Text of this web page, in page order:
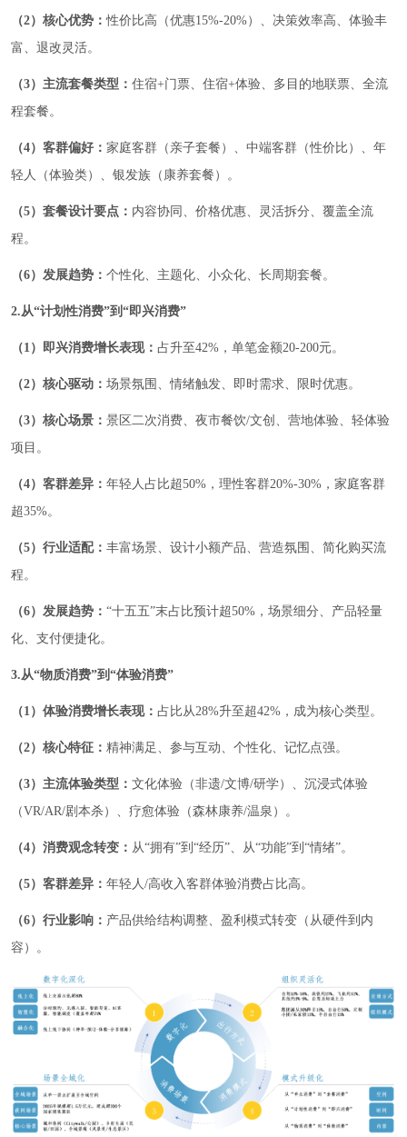
（2）核心优势：性价比高（优惠15%-20%）、决策效率高、体验丰
富、退改灵活。
（3）主流套餐类型： 住宿+门票、住宿+体验、多目的地联票、全流
程套餐。
（4）客群偏好： 家庭客群（亲子套餐）、中端客群（性价比）、年
轻人（体验类）、银发族（康养套餐）。
（5）套餐设计要点： 内容协同、价格优惠、灵活拆分、覆盖全流
程。
（6）发展趋势： 个性化、主题化、小众化、长周期套餐。
2.从“计划性消费”到“即兴消费”
（1）即兴消费增长表现： 占升至42%，单笔金额20-200元。
（2）核心驱动： 场景氛围、情绪触发、即时需求、限时优惠。
（3）核心场景： 景区二次消费、夜市餐饮/文创、营地体验、轻体验
项目。
（4）客群差异： 年轻人占比超50%，理性客群20%-30%，家庭客群
超35%。
（5）行业适配： 丰富场景、设计小额产品、营造氛围、简化购买流
程。
（6）发展趋势： “十五五”末占比预计超50%，场景细分、产品轻量
化、支付便捷化。
3.从“物质消费”到“体验消费”
（1）体验消费增长表现： 占比从28%升至超42%，成为核心类型。
（2）核心特征： 精神满足、参与互动、个性化、记忆点强。
（3）主流体验类型： 文化体验（非遗/文博/研学）、沉浸式体验
（VR/AR/剧本杀）、疗愈体验（森林康养/温泉）。
（4）消费观念转变： 从“拥有”到“经历”、从“功能”到“情绪”。
（5）客群差异： 年轻人/高收入客群体验消费占比高。
（6）行业影响： 产品供给结构调整、盈利模式转变（从硬件到内
容）。